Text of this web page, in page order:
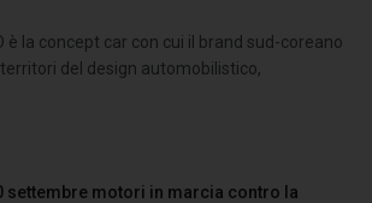
è la concept car con cui il brand sud-coreano
del design automobilistico,
settembre motori in marcia contro la